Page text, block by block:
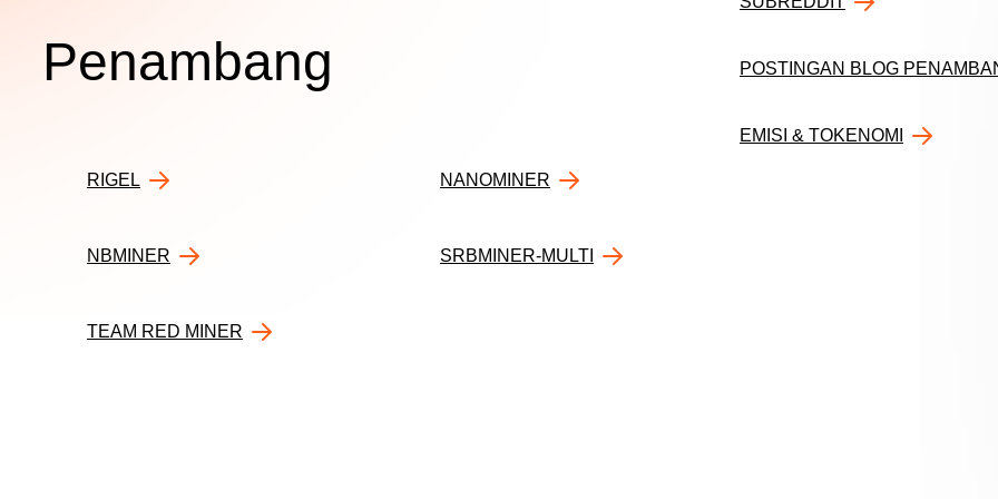
Penambang
RIGEL NANOMINER
NBMINER SRBMINER-MULTI
TEAM RED MINER
POSTINGAN BLOG
EMISI & TOKENOMI